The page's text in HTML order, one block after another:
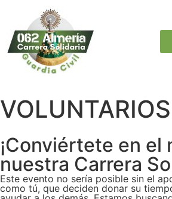
VOLUNTARIOS
¡Conviértete en el
nuestra Carrera
Este evento no sería posible sin el
como tú, que deciden donar su